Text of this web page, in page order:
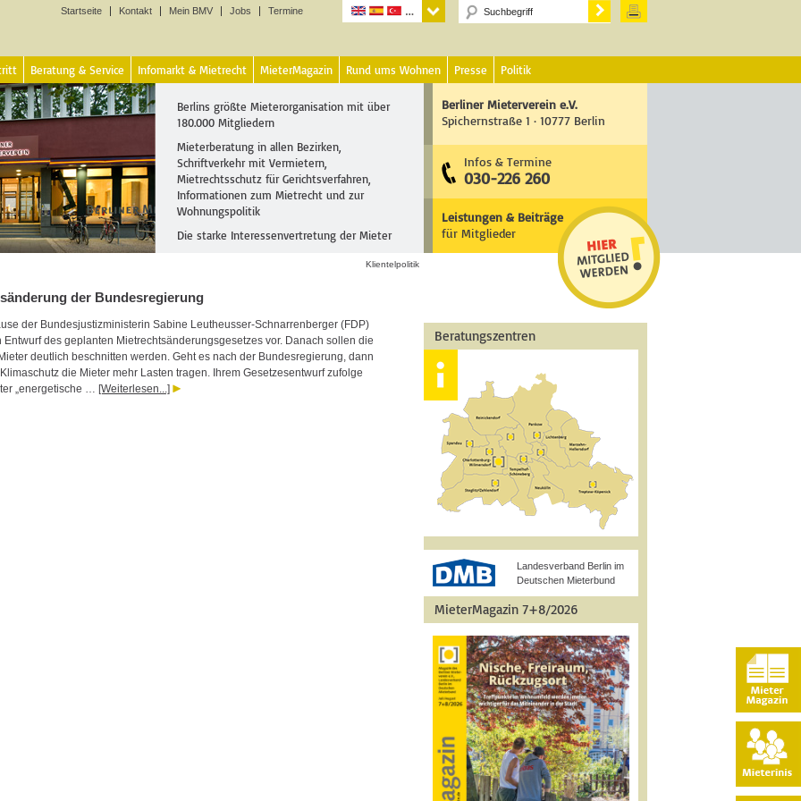
Startseite Kontakt Mein BMV Jobs Termine
Beratung & Service Infomarkt & Mietrecht MieterMagazin Rund ums Wohnen Presse Politik
Berlins größte Mieterorganisation mit über
180.000 Mitgliedern
Mieterberatung in allen Bezirken,
Schriftverkehr mit Vermietern,
Mietrechtsschutz für Gerichtsverfahren,
Informationen zum Mietrecht und zur
Wohnungspolitik
Die starke Interessenvertretung der Mieter
Berliner Mieterverein e.V.
Spichernstraße 1 · 10777 Berlin
Infos & Termine
030-226 260
Leistungen & Beiträge
für Mitglieder
Klientelpolitik
der Bundesregierung
der Bundesjustizministerin Sabine Leutheusser-Schnarrenberger (FDP)
Entwurf des geplanten Mietrechtsänderungsgesetzes vor. Danach sollen die
deutlich beschnitten werden. Geht es nach der Bundesregierung, dann
die Mieter mehr Lasten tragen. Ihrem Gesetzesentwurf zufolge
„energetische … [Weiterlesen...]
Beratungszentren
Landesverband Berlin im
Deutschen Mieterbund
MieterMagazin 7+8/2026